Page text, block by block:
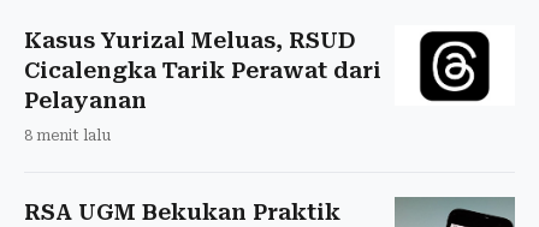
Kasus Yurizal Meluas, RSUD
Cicalengka Tarik Perawat dari
Pelayanan
8 menit lalu
RSA UGM Bekukan Praktik